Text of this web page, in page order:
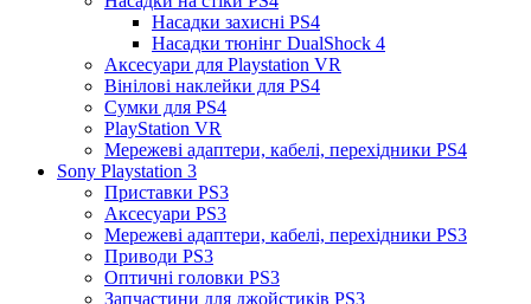
Насадки захисні PS4
Насадки тюнінг DualShock 4
Аксесуари для Playstation VR
Вінілові наклейки для PS4
Сумки для PS4
PlayStation VR
Мережеві адаптери, кабелі, перехідники PS4
Sony Playstation 3
Приставки PS3
Аксесуари PS3
Мережеві адаптери, кабелі, перехідники PS3
Приводи PS3
Оптичні головки PS3
Запчастини для джойстиків PS3